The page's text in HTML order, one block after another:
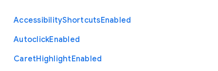
AccessibilityShortcutsEnabled
AutoclickEnabled
CaretHighlightEnabled